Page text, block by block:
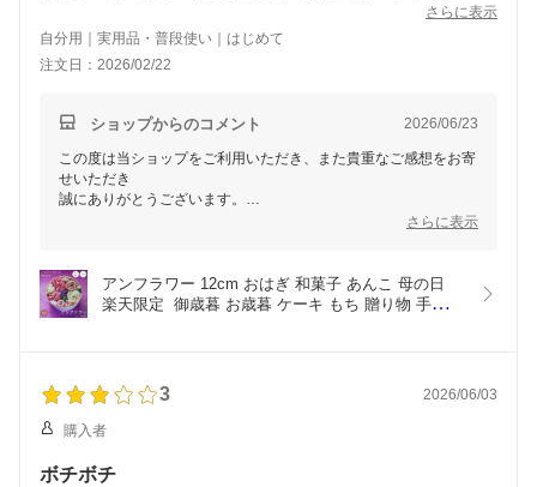
さらに表示
自分用｜実用品・普段使い｜はじめて
注文日：2026/02/22
ショップからのコメント 2026/06/23
この度は当ショップをご利用いただき、また貴重なご感想をお寄
せいただき
誠にありがとうございます。
いただけたとのこと、大変嬉しく拝見いたしました。
一方で、土台部分につきましてはお好みに合わなかったとのこ
た。
さらに表示
アンフラワー 12cm おはぎ 和菓子 あんこ 母の日
楽天限定  御歳暮 お歳暮 ケーキ もち 贈り物 手土産
3 2026/06/03
購入者
ボチボチ